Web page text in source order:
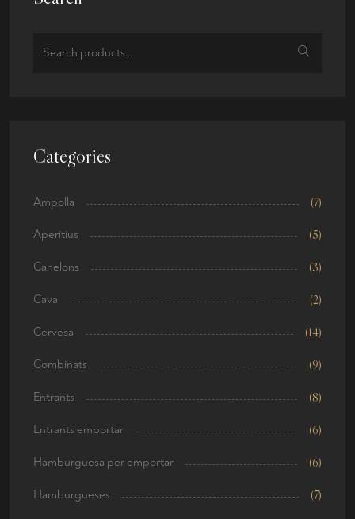
Categories
Ampolla (7)
Aperitius (5)
Canelons (3)
Cava (2)
Cervesa (14)
Combinats (9)
Entrants (8)
Entrants emportar (6)
Hamburguesa per emportar (6)
Hamburgueses (7)